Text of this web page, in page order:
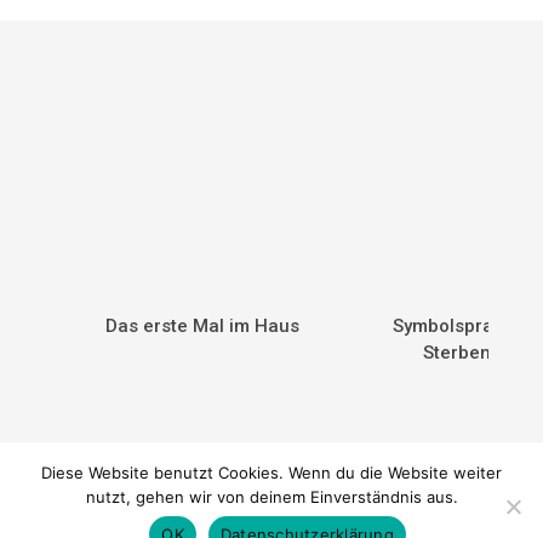
Das erste Mal im Haus
Symbolsprache.
Sterbender
Sterben & Werden|Datenschutz|Impressum
Diese Website benutzt Cookies. Wenn du die Website weiter
nutzt, gehen wir von deinem Einverständnis aus.
OK
Datenschutzerklärung